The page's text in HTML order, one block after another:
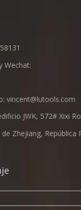
Wechat:
vincent@lutools.com
JWK, 572# Xixi
Zhejiang, República